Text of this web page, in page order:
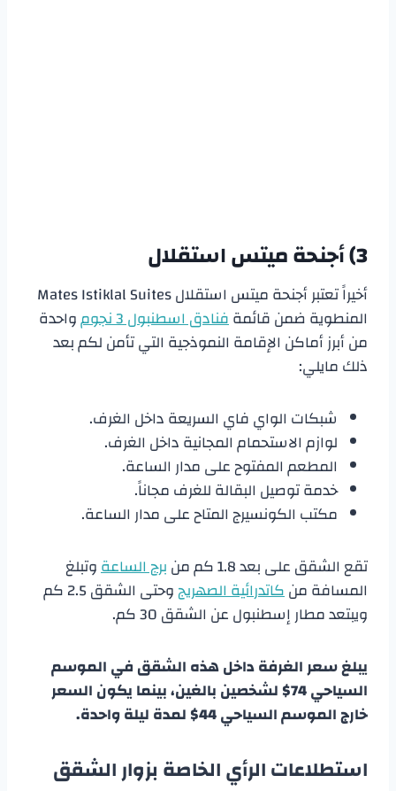
3) أجنحة ميتس استقلال
أخيراً تعتبر أجنحة ميتس استقلال Mates Istiklal Suites
المنطوية ضمن قائمةفنادق اسطنبول 3 نجوم
واحدة
من أبرز أماكن الإقامة النموذجية التي تأمن لكم بعد
ذلك مايلي:
شبكات الواي فاي السريعة داخل الغرف.
لوازم الاستحمام المجانية داخل الغرف.
المطعم المفتوح على مدار الساعة.
خدمة توصيل البقالة للغرف مجاناً.
مكتب الكونسيرج المتاح على مدار الساعة.
تقع الشقق على بعد 1.8 كم من
برج الساعةوتبلغ
المسافة منكاتدرائية الصهريج
وحتى الشقق 2.5 كم
ويبتعد مطار إسطنبول عن الشقق 30 كم.
يبلغ سعر الغرفة داخل هذه الشقق في الموسم
السياحي 74$ لشخصين بالغين، بينما يكون السعر
خارج الموسم السياحي 44$ لمدة ليلة واحدة.
استطلاعات الرأي الخاصة بزوار الشقق